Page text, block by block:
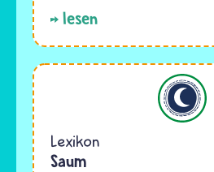
lesen
Lexikon
Saum